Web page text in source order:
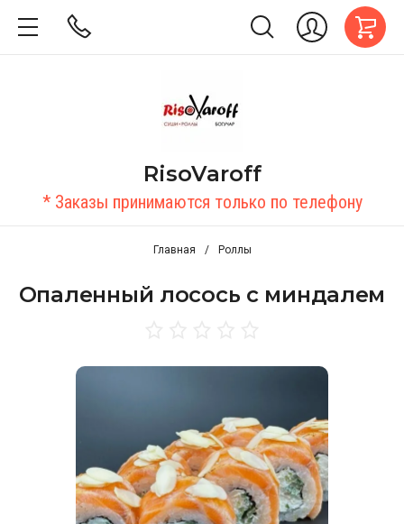
RisoVaroff
* Заказы принимаются только по телефону
Главная / Роллы
Опаленный лосось с миндалем